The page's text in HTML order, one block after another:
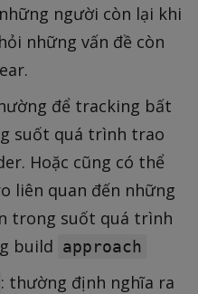
người còn lại khi
những vấn đề còn
để tracking bất
suốt quá trình trao
Hoặc cũng có thể
liên quan đến những
trong suốt quá trình
build approach
: thường định nghĩa ra